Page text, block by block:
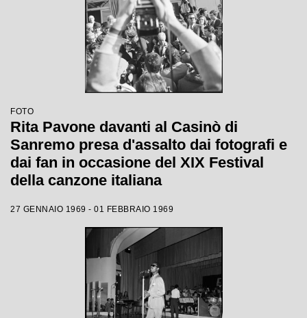
FOTO
Rita Pavone davanti al Casinò di
Sanremo presa d'assalto dai fotografi e
dai fan in occasione del XIX Festival
della canzone italiana
27 GENNAIO 1969 - 01 FEBBRAIO 1969